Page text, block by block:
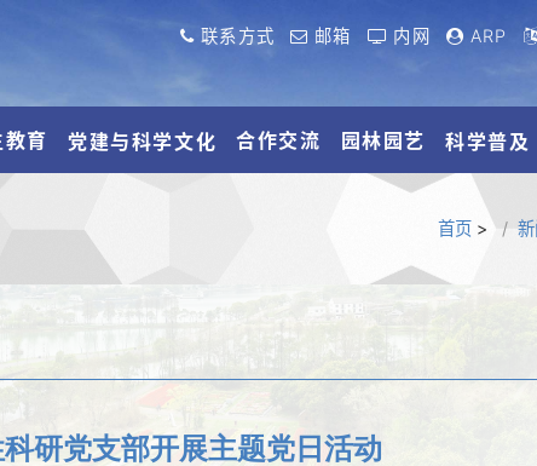
联系方式 邮箱 内网 ARP
育 党建与科学文化 合作交流 园林园艺 科学普及
首页>
研党支部开展主题党日活动